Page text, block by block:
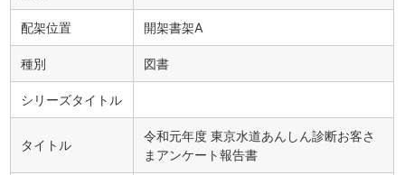
配架位置 開架書架A
種別 図書
シリーズタイトル
タイトル
令和元年度 東京水道あんしん診断お客さ
まアンケート報告書